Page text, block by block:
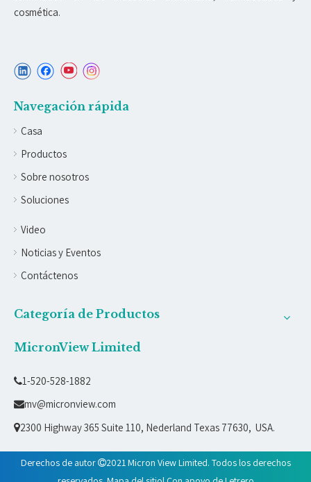
cosmética.
Navegación rápida
Casa
Productos
Sobre nosotros
Soluciones
Video
Noticias y Eventos
Contáctenos
Categoría de Productos
MicronView Limited
1-520-528-1882
mv@micronview.com
2300 Highway 365 Suite 110, Nederland Texas 77630, USA.
Derechos de autor 2021 Micron View Limited. Todos los derechos